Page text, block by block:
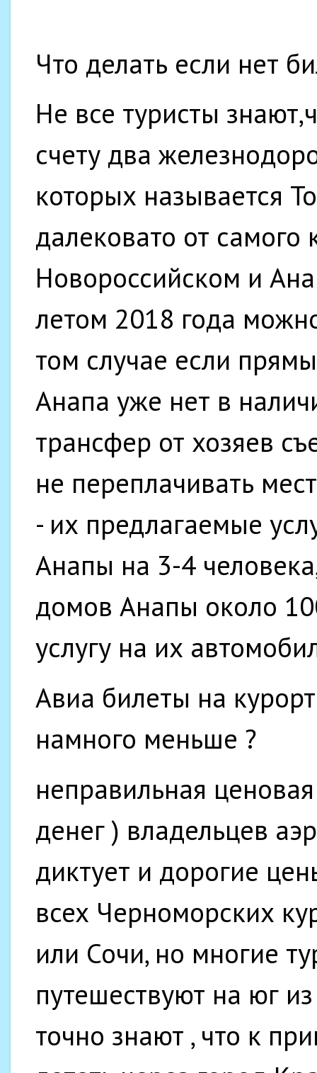
Что делать если нет
Не все туристы
счету два
которых называется
далековато от самого
Новороссийском и
летом 2018 года
том случае если
Анапа уже нет в
трансфер от хозяев
не переплачивать
- их предлагаемые
Анапы на 3-4
домов Анапы около
услугу на их
Авиа билеты на
намного меньше ?
неправильная
денег ) владельцев
диктует и дорогие
всех Черноморских
или Сочи, но многие
путешествуют на юг
точно знают , что к